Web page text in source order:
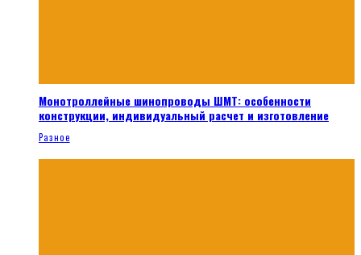
Монотроллейные шинопроводы ШМТ: особенности
конструкции, индивидуальный расчет и изготовление
Разное